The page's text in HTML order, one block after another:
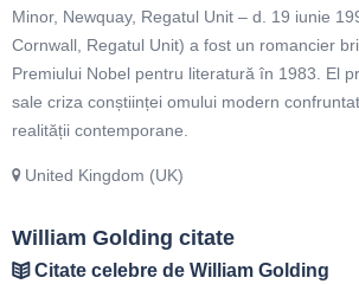
Minor​, Newquay, Regatul Unit – d. 19 iunie
Cornwall​, Regatul Unit) a fost un romancier
Premiului Nobel pentru literatură în 1983. El
sale criza conștiinței omului modern
realității contemporane.
United Kingdom (UK)
William Golding citate
Citate celebre de William Golding